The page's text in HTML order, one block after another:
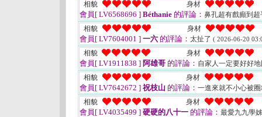
相貌
身材
會員[ LV6568696 ] Béthanie 的評論： 鼻孔超有戲癲到
相貌
身材
會員[ LV7604001 ] 一六 的評論： 太扯了 ( 2026-06-20
相貌 身材
會員[ LV1911838 ] 阿雄哥 的評論： 自家人一定要好好
相貌
身材
會員[ LV7642672 ] 祝枝山 的評論： 一進來就不小心被
相貌
身材
會員[ LV4035499 ] 硬硬的八十一 的評論： 最愛九九學